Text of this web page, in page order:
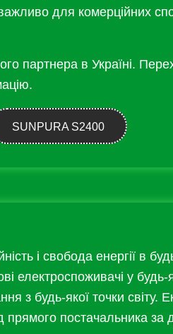
для комерційних
партнера в Україні.
SUNPURA S2400
і свобода енергії в
електроспоживачі у
з будь-якої точки світу.
постачальника за